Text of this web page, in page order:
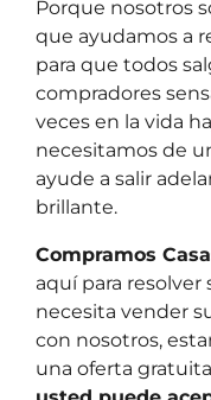
Porque nosotros
que ayudamos a
para que todos
compradores
veces en la vida
necesitamos de
ayude a salir
brillante.
Compramos
aquí para resolver
necesita vender
con nosotros,
una oferta